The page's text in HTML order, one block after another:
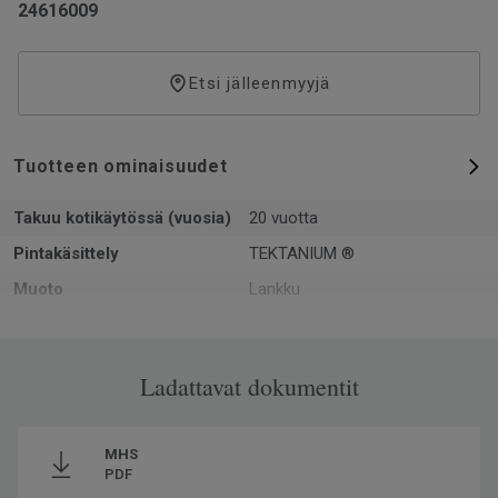
24616009
Etsi jälleenmyyjä
Tuotteen ominaisuudet
Takuu kotikäytössä (vuosia)
20 vuotta
Pintakäsittely
TEKTANIUM ®
Muoto
Lankku
7
osuus
Ladattavat dokumentit
MHS
PDF